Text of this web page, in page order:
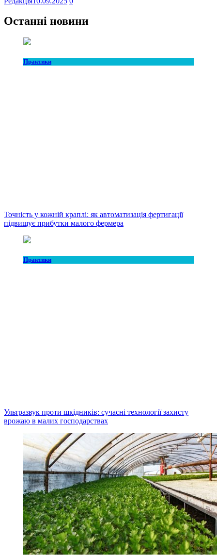
Останні новини
Практики
Точність у кожній краплі: як автоматизація фертигації
підвищує прибутки малого фермера
Практики
Ультразвук проти шкідників: сучасні технології захисту
врожаю в малих господарствах